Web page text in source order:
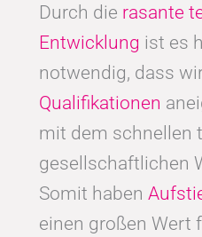
Durch die rasante
Entwicklung ist es
notwendig, dass
Qualifikationen
mit dem schnellen
gesellschaftlichen
Somit haben
einen großen Wert